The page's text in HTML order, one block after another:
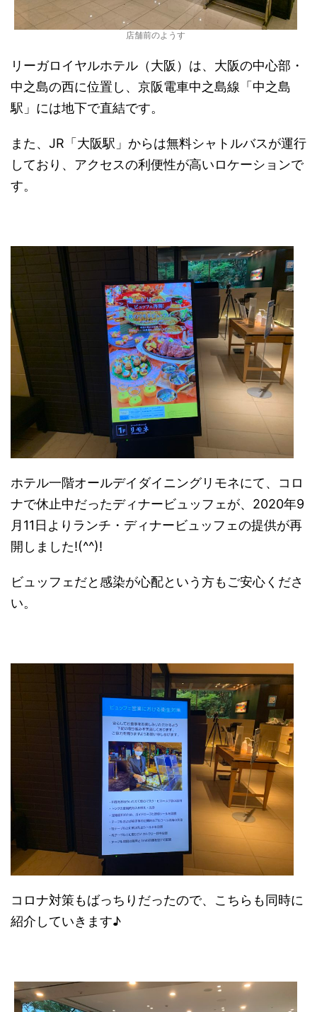
店舗前のようす
リーガロイヤルホテル（大阪）は、大阪の中心部・
中之島の西に位置し、京阪電車中之島線「中之島
駅」には地下で直結です。
また、JR「大阪駅」からは無料シャトルバスが運行
しており、アクセスの利便性が高いロケーションで
す。
ホテル一階オールデイダイニングリモネにて、コロ
ナで休止中だったディナービュッフェが、 2020年9
月11日よりランチ・ディナービュッフェの提供が再
開しました!(^^)!
ビュッフェだと感染が心配という方もご安心くださ
い。
コロナ対策もばっちりだったので、こちらも同時に
紹介していきます♪